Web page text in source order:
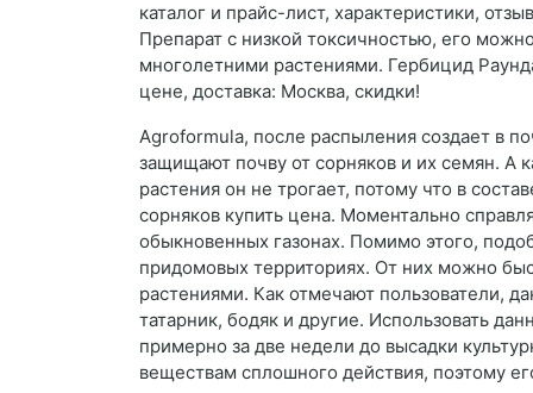
каталог и прайс-лист, характеристики,
Препарат с низкой токсичностью, его
многолетними растениями. Гербицид
цене, доставка: Москва, скидки!
Agroformula, после распыления создает в
защищают почву от сорняков и их семян. А
растения он не трогает, потому что в
сорняков купить цена. Моментально
обыкновенных газонах. Помимо этого,
придомовых территориях. От них можно
растениями. Как отмечают пользователи,
татарник, бодяк и другие. Использовать
примерно за две недели до высадки
веществам сплошного действия, поэтому